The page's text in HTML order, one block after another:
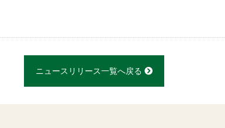
ニュースリリース一覧へ戻る